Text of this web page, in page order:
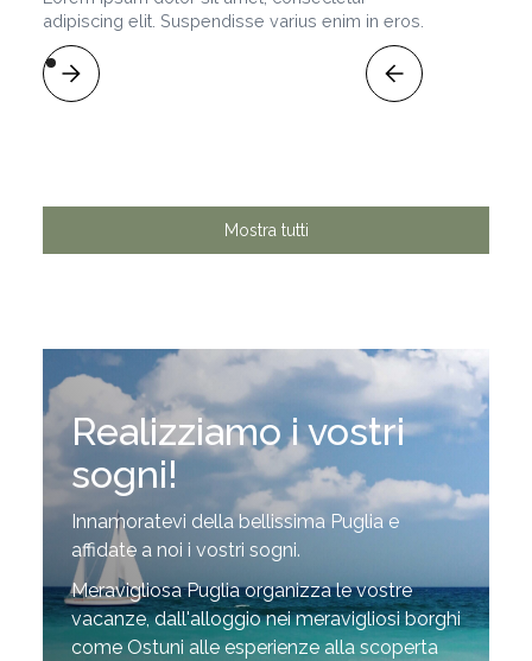
adipiscing elit. Suspendisse varius enim in eros.
Mostra tutti
Realizziamo i vostri
sogni!
Innamoratevi della bellissima Puglia e
affidate a noi i vostri sogni.
Meravigliosa Puglia organizza le vostre
vacanze, dall'alloggio nei meravigliosi borghi
come Ostuni alle esperienze alla scoperta